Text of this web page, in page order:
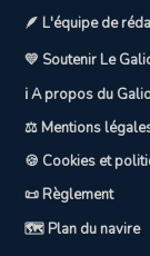
🪶 L'équipe de
💛 Soutenir Le
ℹ️ A propos du
⚖️ Mentions
🍪 Cookies et
📜 Règlement
🗺️ Plan du navire